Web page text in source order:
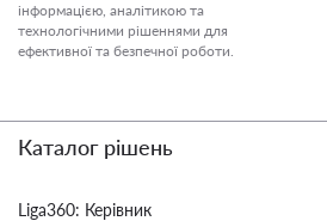
інформацією, аналітикою та
технологічними рішеннями для
ефективної та безпечної роботи.
Каталог рішень
Liga360: Керівник